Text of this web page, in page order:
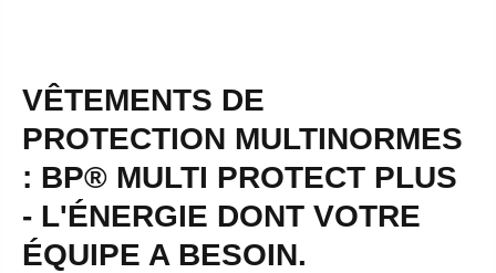
VÊTEMENTS DE
PROTECTION MULTINORMES
: BP® MULTI PROTECT PLUS
- L'ÉNERGIE DONT VOTRE
ÉQUIPE A BESOIN.